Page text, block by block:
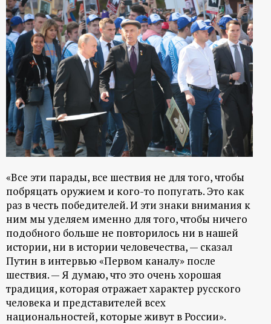
о
р
т
а
л
«Все эти парады, все шествия не для того, чтобы
побряцать оружием и кого-то попугать. Это как
раз в честь победителей. И эти знаки внимания к
ним мы уделяем именно для того, чтобы ничего
подобного больше не повторилось ни в нашей
истории, ни в истории человечества, — сказал
Путин в интервью «Первом каналу» после
шествия. — Я думаю, что это очень хорошая
традиция, которая отражает характер русского
человека и представителей всех
национальностей, которые живут в России».